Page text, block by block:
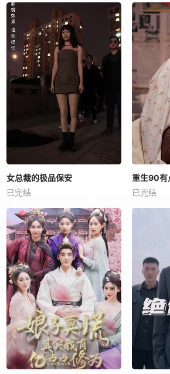
女总裁的极品保安
已完结
重生90有
已完结